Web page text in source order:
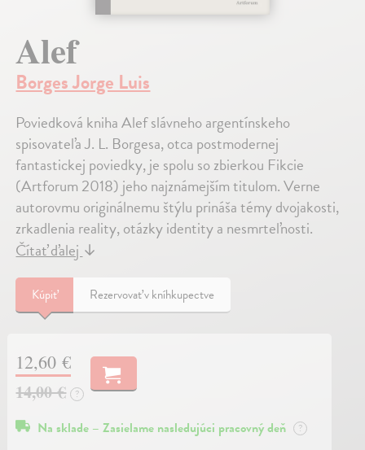
Alef
Borges Jorge Luis
Poviedková kniha Alef slávneho argentínskeho
spisovateľa J. L. Borgesa, otca postmodernej
fantastickej poviedky, je spolu so zbierkou Fikcie
(Artforum 2018) jeho najznámejším titulom. Verne
autorovmu originálnemu štýlu prináša témy dvojakosti,
zrkadlenia reality, otázky identity a nesmrteľnosti.
Čítať ďalej↓
Kúpiť Rezervovať v kníhkupectve
12,60 €
14,00 €
?
Na sklade – Zasielame nasledujúci pracovný deň ?